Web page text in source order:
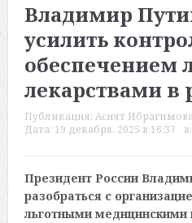
Владимир
усилить
обеспечением
лекарствами в
Публикация: Асият
Дата: 19 декабря, 2025 в 16:37 в:
Президент России
разобраться с
льготными медицинскими